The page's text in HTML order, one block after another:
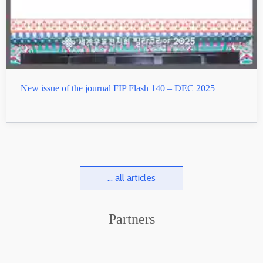
New issue of the journal FIP Flash 140 – DEC 2025
... all articles
Partners